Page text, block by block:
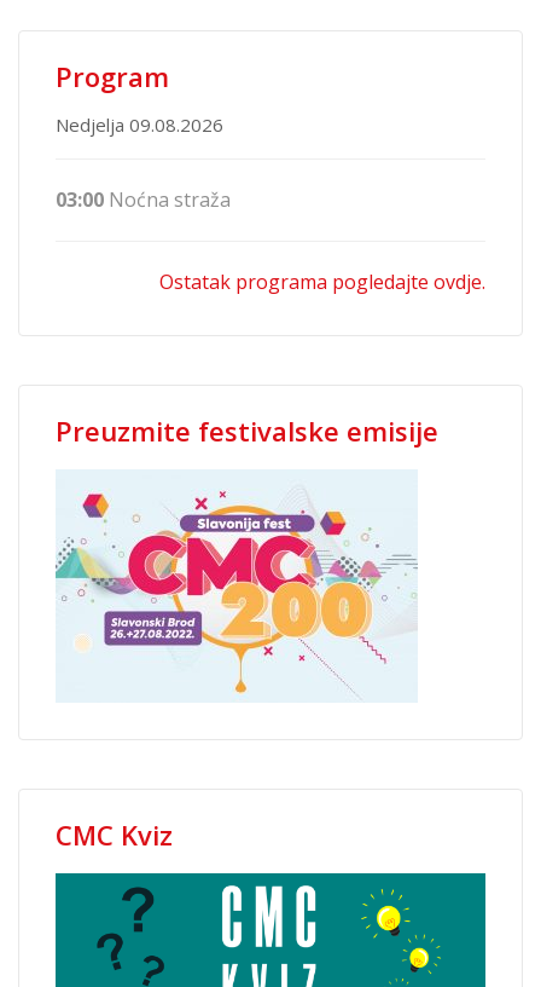
Program
Nedjelja 09.08.2026
03:00 Noćna straža
Ostatak programa pogledajte ovdje.
Preuzmite festivalske emisije
CMC Kviz